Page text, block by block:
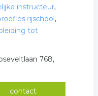
instructeur,
rijschool,
tot
768,
contact